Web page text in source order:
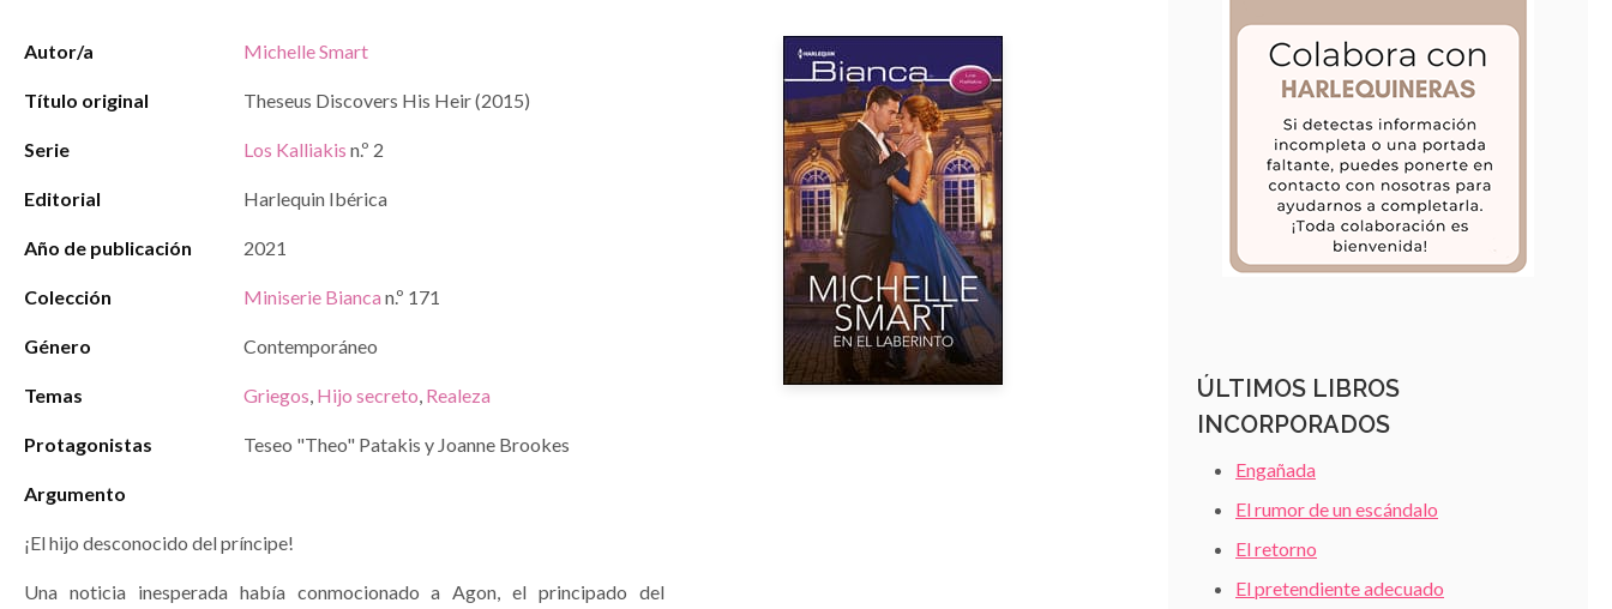
Autor/a Michelle Smart
Título original Theseus Discovers His Heir (2015)
Serie Los Kalliakis n.º 2
Editorial Harlequin Ibérica
Año de publicación 2021
Colección Miniserie Bianca n.º 171
Género Contemporáneo
Temas Griegos, Hijo secreto, Realeza
Protagonistas Teseo "Theo" Patakis y Joanne Brookes
Argumento
¡El hijo desconocido del príncipe!
Una noticia inesperada había conmocionado a Agon, el principado del
ÚLTIMOS LIBROS
INCORPORADOS
Engañada
El rumor de un escándalo
El retorno
El pretendiente adecuado